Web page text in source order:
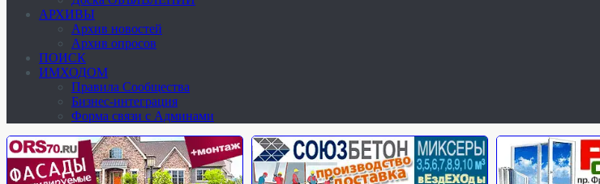
АРХИВЫ
Архив новостей
Архив опросов
ПОИСК
ИМХОДОМ
Правила Сообщества
Бизнес-интеграция
Форма связи с Админами